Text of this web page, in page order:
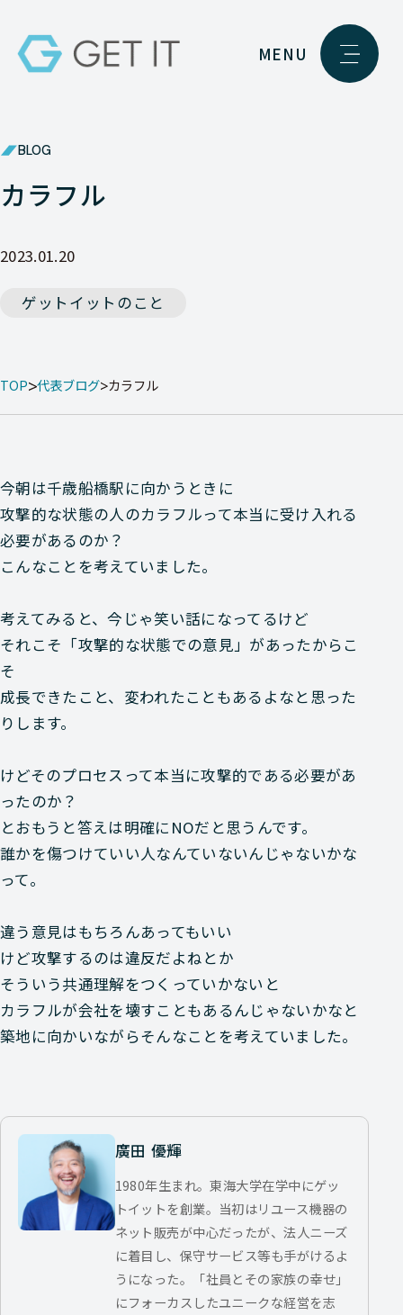
MENU
BLOG
カラフル
2023.01.20
ゲットイットのこと
TOP 代表ブログ カラフル
今朝は千歳船橋駅に向かうときに
攻撃的な状態の人のカラフルって本当に受け入れる
必要があるのか？
こんなことを考えていました。
考えてみると、今じゃ笑い話になってるけど
それこそ「攻撃的な状態での意見」があったからこ
そ
成長できたこと、変われたこともあるよなと思った
りします。
けどそのプロセスって本当に攻撃的である必要があ
ったのか？
とおもうと答えは明確にNOだと思うんです。
誰かを傷つけていい人なんていないんじゃないかな
って。
違う意見はもちろんあってもいい
けど攻撃するのは違反だよねとか
そういう共通理解をつくっていかないと
カラフルが会社を壊すこともあるんじゃないかなと
築地に向かいながらそんなことを考えていました。
廣田 優輝
1980年生まれ。東海大学在学中にゲッ
トイットを創業。当初はリユース機器の
ネット販売が中心だったが、法人ニーズ
に着目し、保守サービス等も手がけるよ
うになった。「社員とその家族の幸せ」
にフォーカスしたユニークな経営を志